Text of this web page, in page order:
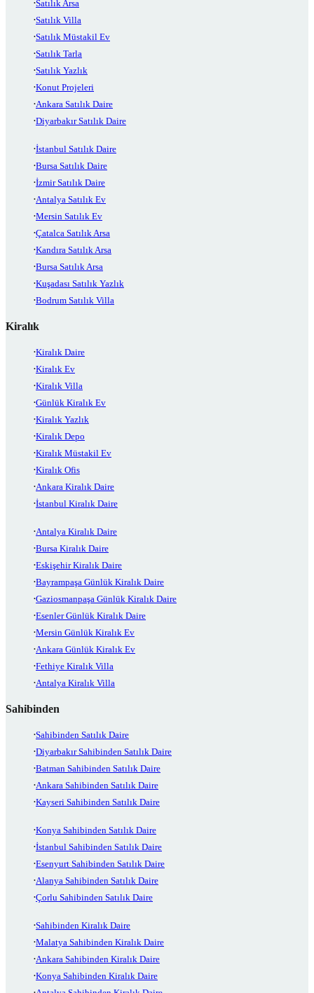
Satılık Arsa
Satılık Villa
Satılık Müstakil Ev
Satılık Tarla
Satılık Yazlık
Konut Projeleri
Ankara Satılık Daire
Diyarbakır Satılık Daire
İstanbul Satılık Daire
Bursa Satılık Daire
İzmir Satılık Daire
Antalya Satılık Ev
Mersin Satılık Ev
Çatalca Satılık Arsa
Kandıra Satılık Arsa
Bursa Satılık Arsa
Kuşadası Satılık Yazlık
Bodrum Satılık Villa
Kiralık
Kiralık Daire
Kiralık Ev
Kiralık Villa
Günlük Kiralık Ev
Kiralık Yazlık
Kiralık Depo
Kiralık Müstakil Ev
Kiralık Ofis
Ankara Kiralık Daire
İstanbul Kiralık Daire
Antalya Kiralık Daire
Bursa Kiralık Daire
Eskişehir Kiralık Daire
Bayrampaşa Günlük Kiralık Daire
Gaziosmanpaşa Günlük Kiralık Daire
Esenler Günlük Kiralık Daire
Mersin Günlük Kiralık Ev
Ankara Günlük Kiralık Ev
Fethiye Kiralık Villa
Antalya Kiralık Villa
Sahibinden
Sahibinden Satılık Daire
Diyarbakır Sahibinden Satılık Daire
Batman Sahibinden Satılık Daire
Ankara Sahibinden Satılık Daire
Kayseri Sahibinden Satılık Daire
Konya Sahibinden Satılık Daire
İstanbul Sahibinden Satılık Daire
Esenyurt Sahibinden Satılık Daire
Alanya Sahibinden Satılık Daire
Çorlu Sahibinden Satılık Daire
Sahibinden Kiralık Daire
Malatya Sahibinden Kiralık Daire
Ankara Sahibinden Kiralık Daire
Konya Sahibinden Kiralık Daire